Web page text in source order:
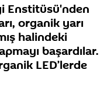
Enstitüsü'nden
organik yarı
halindeki
başardılar.
LED’lerde